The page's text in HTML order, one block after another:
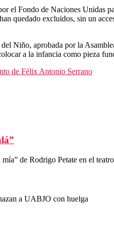
el Fondo de Naciones Unidas
quedado excluidos, sin un
Niño, aprobada por la
a la infancia como pieza
de Félix Antonio Serrano
de Rodrigo Petate en el
a UABJO con huelga